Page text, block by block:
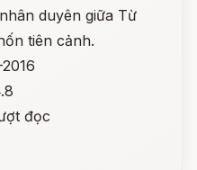
duyên giữa Từ
tiên cảnh.
đọc